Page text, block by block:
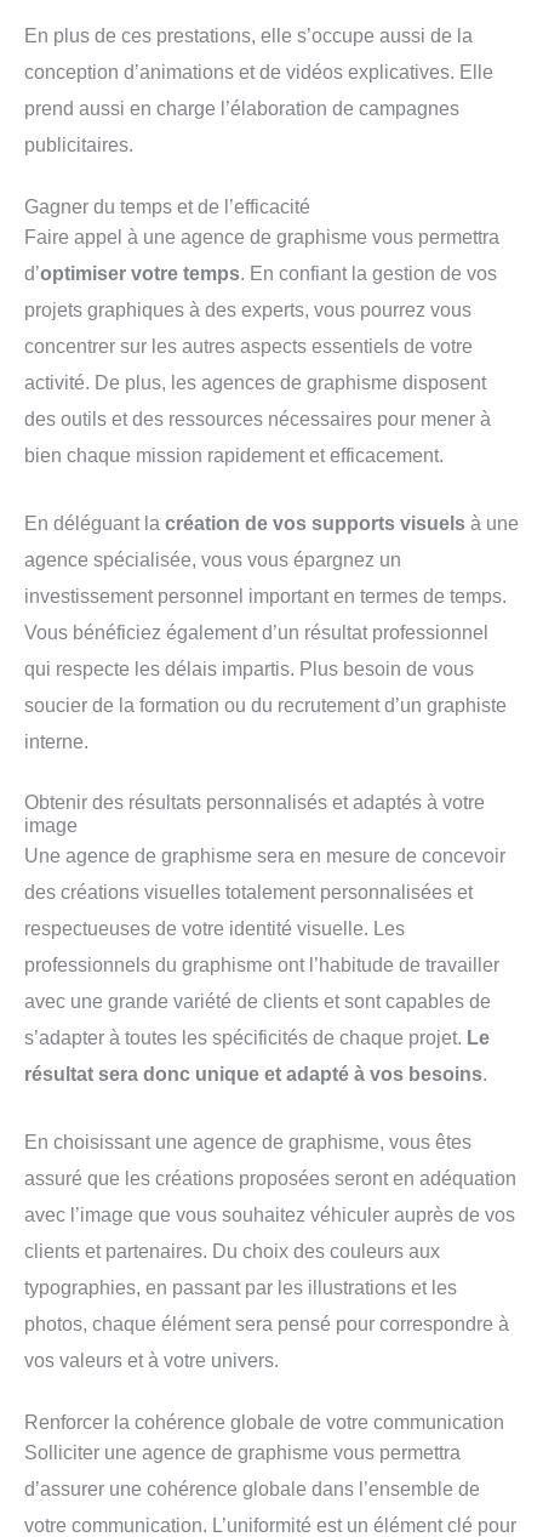
En plus de ces prestations, elle s’occupe aussi de la
conception d’animations et de vidéos explicatives. Elle
prend aussi en charge l’élaboration de campagnes
publicitaires.
Gagner du temps et de l’efficacité
Faire appel à une agence de graphisme vous permettra
d’optimiser votre temps . En confiant la gestion de vos
projets graphiques à des experts, vous pourrez vous
concentrer sur les autres aspects essentiels de votre
activité. De plus, les agences de graphisme disposent
des outils et des ressources nécessaires pour mener à
bien chaque mission rapidement et efficacement.
En déléguant la création de vos supports visuels à une
agence spécialisée, vous vous épargnez un
investissement personnel important en termes de temps.
Vous bénéficiez également d’un résultat professionnel
qui respecte les délais impartis. Plus besoin de vous
soucier de la formation ou du recrutement d’un graphiste
interne.
Obtenir des résultats personnalisés et adaptés à votre
image
Une agence de graphisme sera en mesure de concevoir
des créations visuelles totalement personnalisées et
respectueuses de votre identité visuelle. Les
professionnels du graphisme ont l’habitude de travailler
avec une grande variété de clients et sont capables de
s’adapter à toutes les spécificités de chaque projet. Le
résultat sera donc unique et adapté à vos besoins.
En choisissant une agence de graphisme, vous êtes
assuré que les créations proposées seront en adéquation
avec l’image que vous souhaitez véhiculer auprès de vos
clients et partenaires. Du choix des couleurs aux
typographies, en passant par les illustrations et les
photos, chaque élément sera pensé pour correspondre à
vos valeurs et à votre univers.
Renforcer la cohérence globale de votre communication
Solliciter une agence de graphisme vous permettra
d’assurer une cohérence globale dans l’ensemble de
votre communication. L’uniformité est un élément clé pour